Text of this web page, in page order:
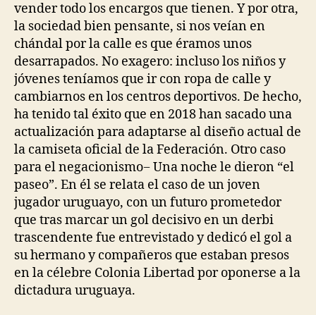
vender todo los encargos que tienen. Y por otra,
la sociedad bien pensante, si nos veían en
chándal por la calle es que éramos unos
desarrapados. No exagero: incluso los niños y
jóvenes teníamos que ir con ropa de calle y
cambiarnos en los centros deportivos. De hecho,
ha tenido tal éxito que en 2018 han sacado una
actualización para adaptarse al diseño actual de
la camiseta oficial de la Federación. Otro caso
para el negacionismo− Una noche le dieron “el
paseo”. En él se relata el caso de un joven
jugador uruguayo, con un futuro prometedor
que tras marcar un gol decisivo en un derbi
trascendente fue entrevistado y dedicó el gol a
su hermano y compañeros que estaban presos
en la célebre Colonia Libertad por oponerse a la
dictadura uruguaya.